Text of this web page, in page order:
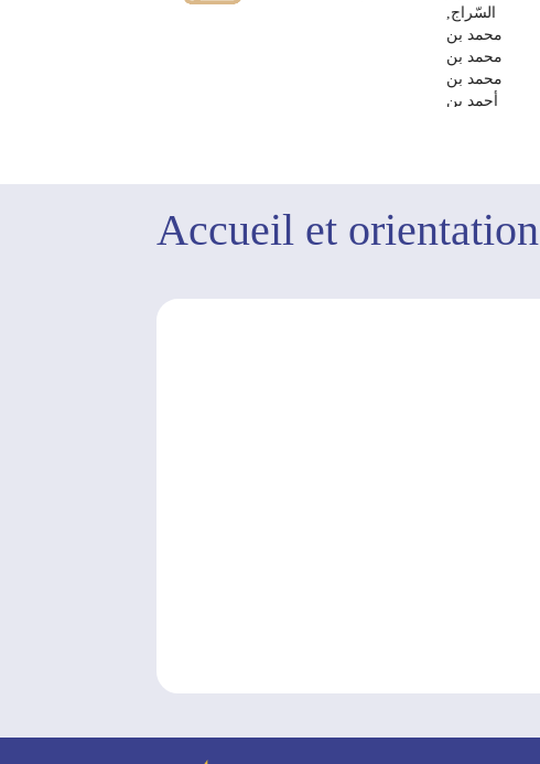
السّراج,
محمد بن
محمد بن
محمد بن
أحمد بن
Accueil et orientation